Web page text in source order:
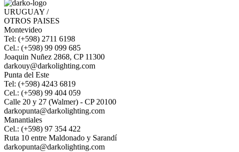
URUGUAY /
OTROS PAISES
Montevideo
Tel: (+598) 2711 6198
Cel.: (+598) 99 099 685
Joaquin Nuñez 2868, CP 11300
darkouy@darkolighting.com
Punta del Este
Tel: (+598) 4243 6819
Cel.: (+598) 99 404 059
Calle 20 y 27 (Walmer) - CP 20100
darkopunta@darkolighting.com
Manantiales
Cel.: (+598) 97 354 422
Ruta 10 entre Maldonado y Sarandí
darkopunta@darkolighting.com